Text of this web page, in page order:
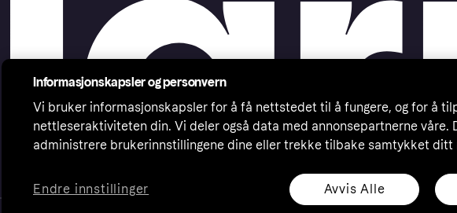
Informasjonskapsler og personvern
Vi bruker informasjonskapsler for å få nettstedet til å fungere, og for å
nettleseraktiviteten din. Vi deler også data med annonsepartnerne våre.
administrere brukerinnstillingene dine eller trekke tilbake samtykket ditt
Avvis Alle
Endre innstillinger